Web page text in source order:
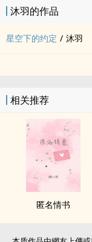
沐羽的作品
星空下的约定 / 沐羽
相关推荐
匿名情书